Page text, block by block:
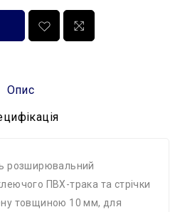
Опис
розширювальний
ПВХ-трака та стрічки
товщиною 10 мм, для